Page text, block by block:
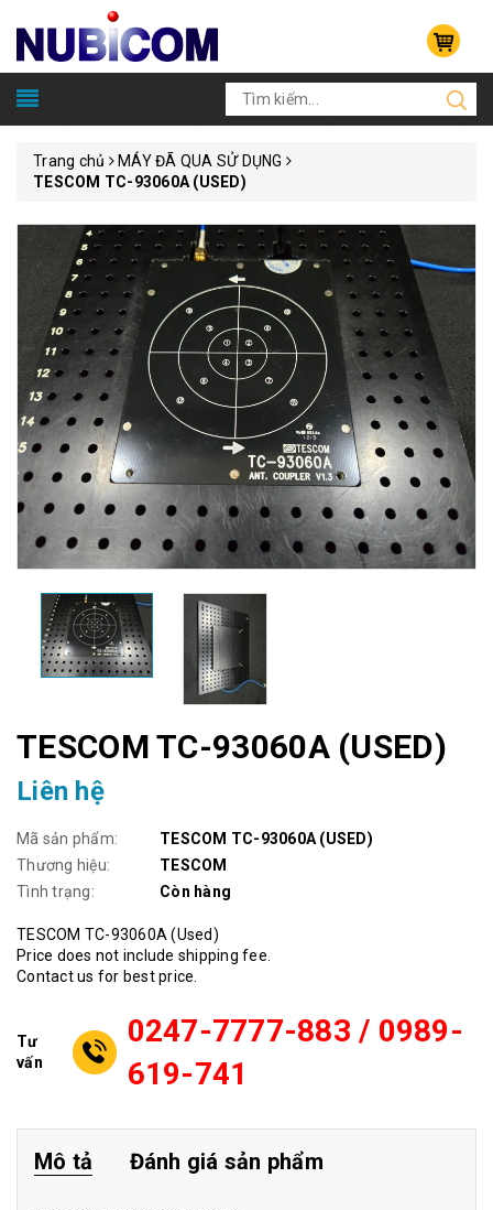
Trang chủ
MÁY ĐÃ QUA SỬ DỤNG
TESCOM TC-93060A (USED)
TESCOM TC-93060A (USED)
Liên hệ
Mã sản phẩm:
TESCOM TC-93060A (USED)
Thương hiệu:
TESCOM
Tình trạng:
Còn hàng
TESCOM TC-93060A (Used)
Price does not include shipping fee.
Contact us for best price.
Tư
vấn
0247-7777-883 / 0989-
619-741
Mô tả Đánh giá sản phẩm